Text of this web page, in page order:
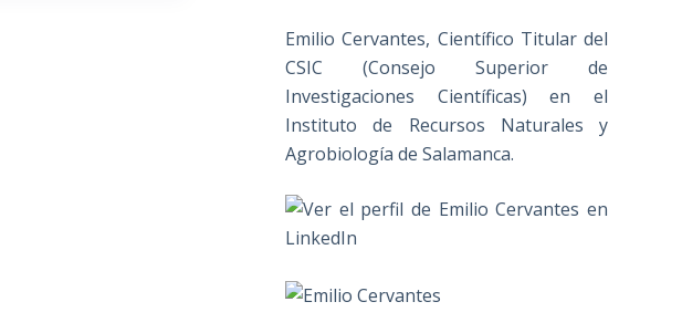
Emilio Cervantes, Científico Titular del
CSIC (Consejo Superior de
Investigaciones Científicas) en el
Instituto de Recursos Naturales y
Agrobiología de Salamanca.